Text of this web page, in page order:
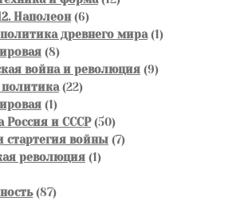
Наполеон 66
товаров
древнего мира 11
88
товаров
война и революция 99
2222
11
товар
Россия и СССР 5050
товаров
стартегия войны 77
революция 11
8787